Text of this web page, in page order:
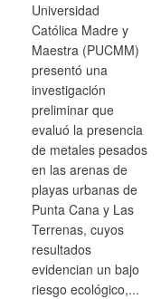
Universidad
Católica Madre y
Maestra (PUCMM)
presentó una
investigación
preliminar que
evaluó la presencia
de metales pesados
en las arenas de
playas urbanas de
Punta Cana y Las
Terrenas, cuyos
resultados
evidencian un bajo
riesgo ecológico,...